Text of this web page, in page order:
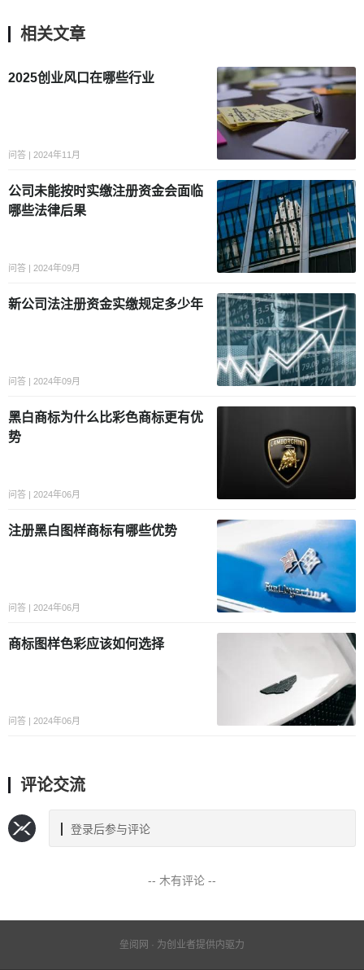
相关文章
2025创业风口在哪些行业
问答 | 2024年11月
公司未能按时实缴注册资金会面临
哪些法律后果
问答 | 2024年09月
新公司法注册资金实缴规定多少年
问答 | 2024年09月
黑白商标为什么比彩色商标更有优
势
问答 | 2024年06月
注册黑白图样商标有哪些优势
问答 | 2024年06月
商标图样色彩应该如何选择
问答 | 2024年06月
评论交流
登录后参与评论
-- 木有评论 --
垒阅网 · 为创业者提供内驱力